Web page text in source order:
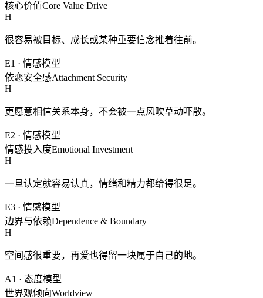
核心价值Core Value Drive
H
很容易被目标、成长或某种重要信念推着往前。
E1 · 情感模型
依恋安全感Attachment Security
H
更愿意相信关系本身，不会被一点风吹草动吓散。
E2 · 情感模型
情感投入度Emotional Investment
H
一旦认定就容易认真，情绪和精力都给得很足。
E3 · 情感模型
边界与依赖Dependence & Boundary
H
空间感很重要，再爱也得留一块属于自己的地。
A1 · 态度模型
世界观倾向Worldview